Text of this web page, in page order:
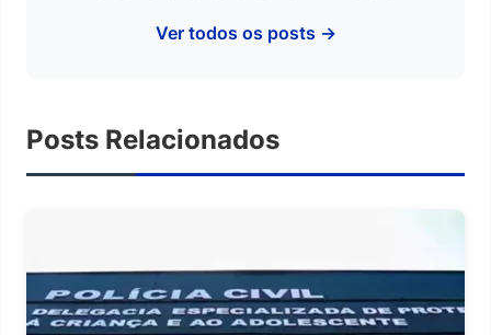
Ver todos os posts →
Posts Relacionados